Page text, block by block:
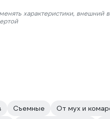
характеристики, внешний
Cъемные От мух и